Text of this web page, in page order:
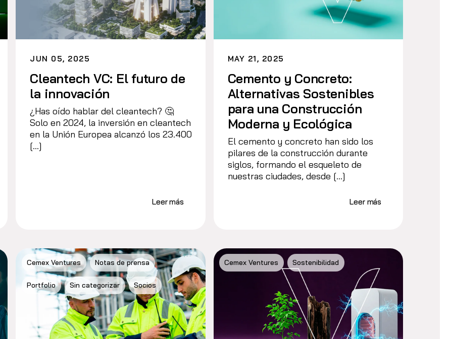
JUN 05, 2025
Cleantech VC: El futuro de
la innovación
¿Has oído hablar del cleantech? 🤔
Solo en 2024, la inversión en cleantech
en la Unión Europea alcanzó los 23.400
[…]
Leer más
MAY 21, 2025
Cemento y Concreto:
Alternativas Sostenibles
para una Construcción
Moderna y Ecológica
El cemento y concreto han sido los
pilares de la construcción durante
siglos, formando el esqueleto de
nuestras ciudades, desde […]
Leer más
Cemex Ventures Notas de prensa
Portfolio Sin categorizar Socios
Cemex Ventures Sostenibilidad